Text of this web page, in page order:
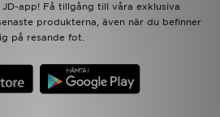
app! Få tillgång till våra exklusiva
produkterna, även när du befinner
på resande fot.